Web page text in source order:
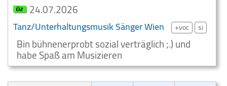
24.07.2026
Tanz/Unterhaltungsmusik Sänger Wien +voc si
Bin bühnenerprobt sozial verträglich ;.) und
habe Spaß am Musizieren